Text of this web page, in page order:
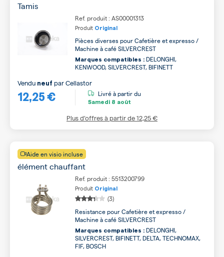
Tamis
Ref. produit : AS00001313
Produit Original
Pièces diverses pour Cafetière et expresso /
Machine à café SILVERCREST
Marques compatibles : DELONGHI,
KENWOOD, SILVERCREST, BIFINETT
12,25 €
Vendu neuf parCellastor
Livré à partir du
Samedi 8 août
Plus d’offres à partir de12,25 €
Aide en visio incluse
élément chauffant
Ref. produit : 5513200799
Produit Original
(3)
Resistance pour Cafetière et expresso /
Machine à café SILVERCREST
Marques compatibles : DELONGHI,
SILVERCREST, BIFINETT, DELTA, TECHNOMAX,
FIF, BOSCH